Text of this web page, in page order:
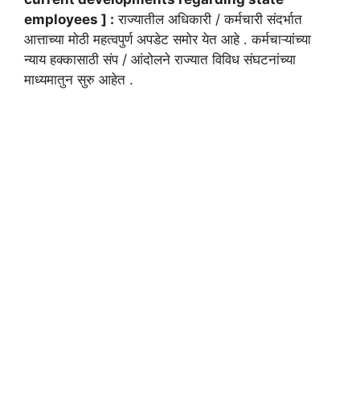
employees ] : राज्यातील अधिकारी / कर्मचारी संदर्भात
आत्ताच्या मोठी महत्वपुर्ण अपडेट समोर येत आहे . कर्मचाऱ्यांच्या
न्याय हक्कासाठी संप / आंदोलने राज्यात विविध संघटनांच्या
माध्यमातुन सुरु आहेत .